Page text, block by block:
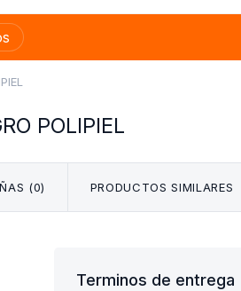
POLIPIEL
(0) PRODUCTOS SIMILARES
Terminos de entrega